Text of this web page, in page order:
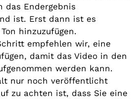
das Endergebnis
ist. Erst dann ist es
hinzuzufügen.
empfehlen wir, eine
damit das Video in den
werden kann.
nur noch veröffentlicht
zu achten ist, dass Sie eine